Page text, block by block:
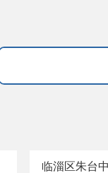
临淄区朱台